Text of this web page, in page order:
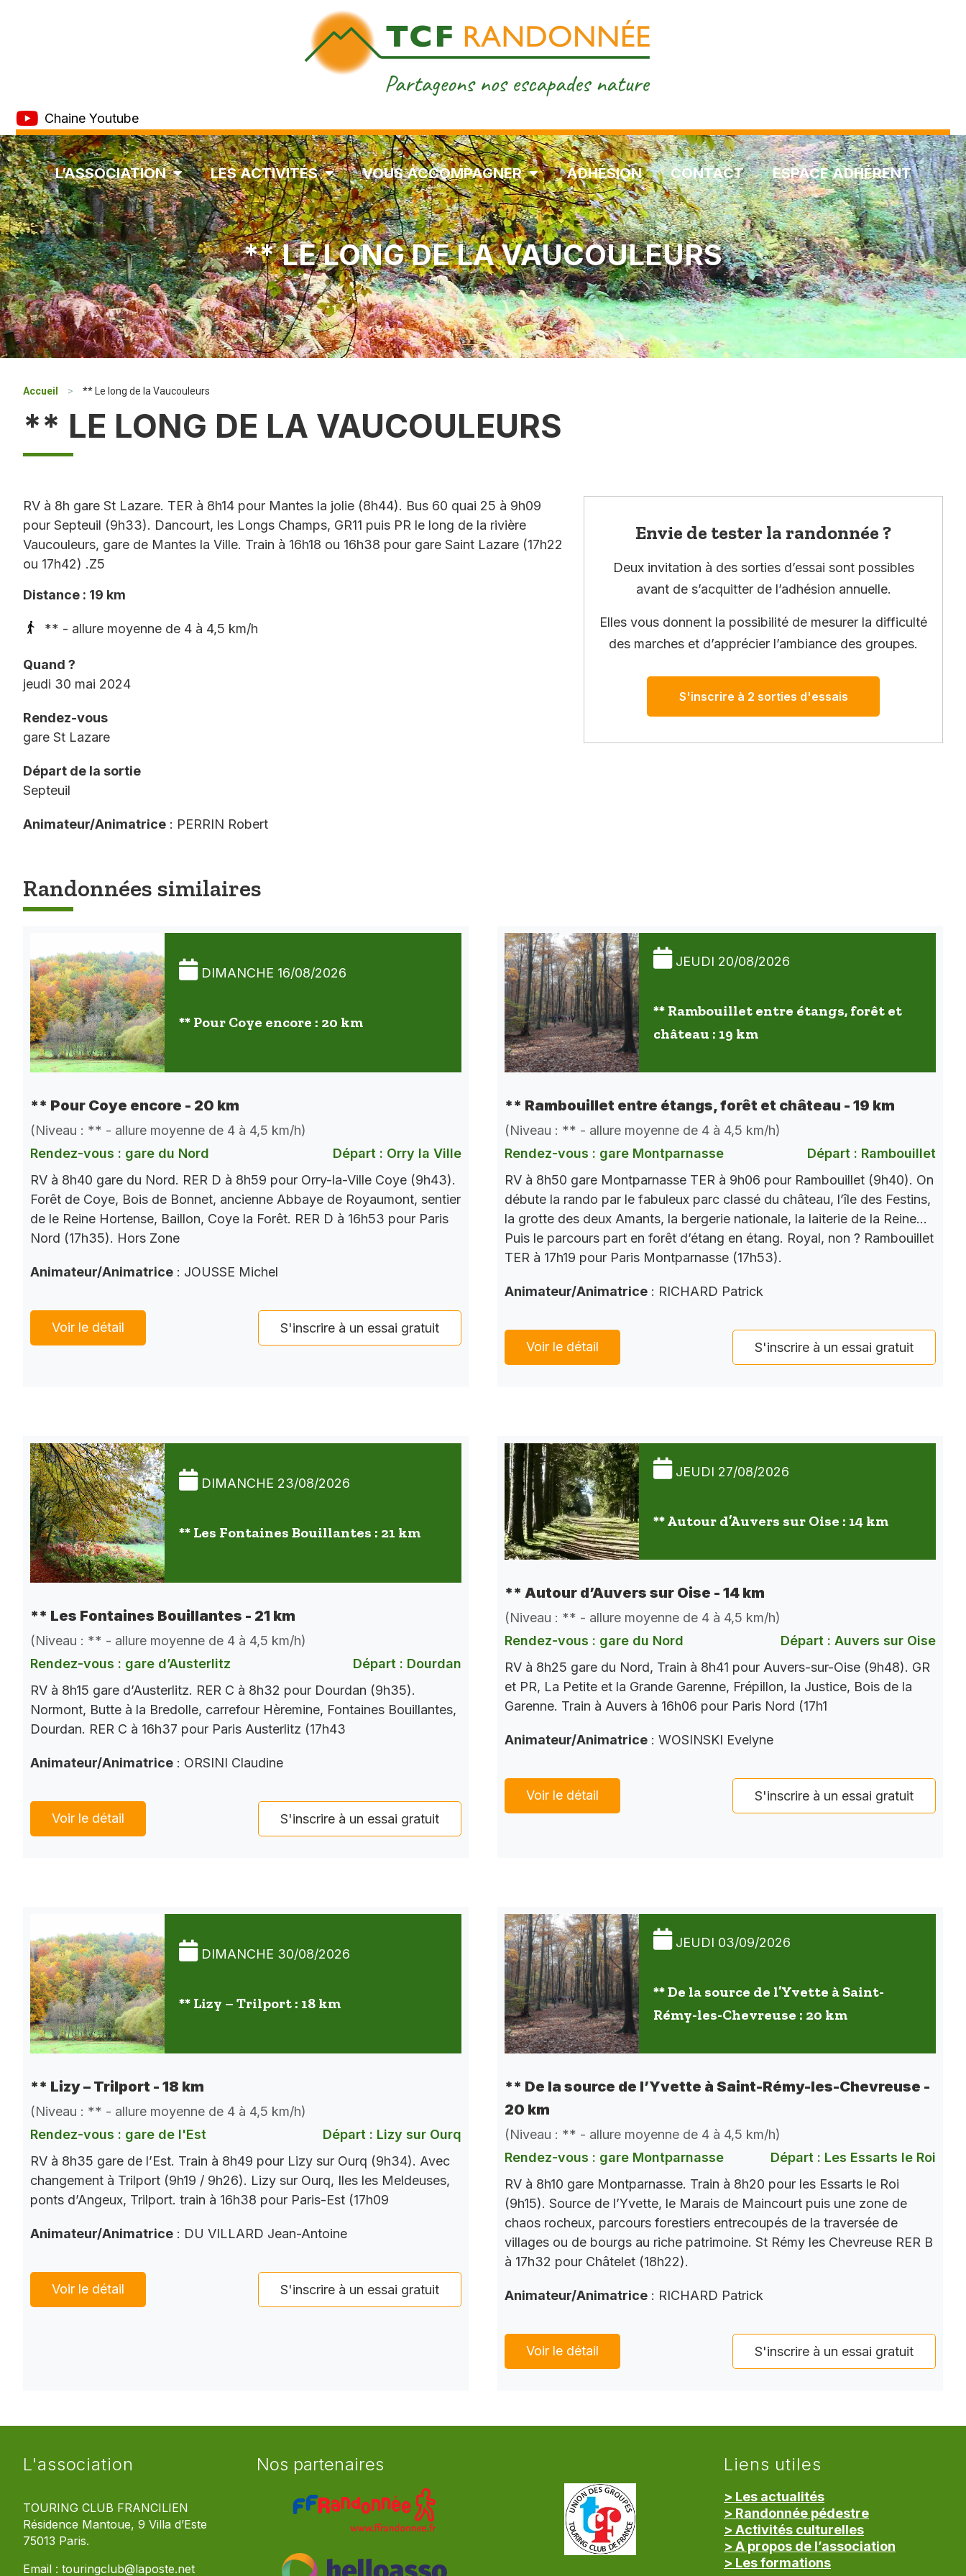
Chaine Youtube
L’ASSOCIATION LES ACTIVITÉS VOUS ACCOMPAGNER ADHÉSION CONTACT ESPACE ADHÉRENT
** LE LONG DE LA VAUCOULEURS
Accueil > ** Le long de la Vaucouleurs
** LE LONG DE LA VAUCOULEURS
RV à 8h gare St Lazare. TER à 8h14 pour Mantes la jolie (8h44). Bus 60 quai 25 à 9h09
pour Septeuil (9h33). Dancourt, les Longs Champs, GR11 puis PR le long de la rivière
Vaucouleurs, gare de Mantes la Ville. Train à 16h18 ou 16h38 pour gare Saint Lazare (17h22
ou 17h42) .Z5
Distance : 19 km
** - allure moyenne de 4 à 4,5 km/h
Quand ?
jeudi 30 mai 2024
Rendez-vous
gare St Lazare
Départ de la sortie
Septeuil
Animateur/Animatrice : PERRIN Robert
Envie de tester la randonnée ?
Deux invitation à des sorties d’essai sont possibles
avant de s’acquitter de l’adhésion annuelle.
Elles vous donnent la possibilité de mesurer la difficulté
des marches et d’apprécier l’ambiance des groupes.
S'inscrire à 2 sorties d'essais
Randonnées similaires
DIMANCHE 16/08/2026
** Pour Coye encore : 20 km
** Pour Coye encore - 20 km
(Niveau : ** - allure moyenne de 4 à 4,5 km/h)
Rendez-vous : gare du Nord
Départ : Orry la Ville
RV à 8h40 gare du Nord. RER D à 8h59 pour Orry-la-Ville Coye (9h43).
Forêt de Coye, Bois de Bonnet, ancienne Abbaye de Royaumont, sentier
de le Reine Hortense, Baillon, Coye la Forêt. RER D à 16h53 pour Paris
Nord (17h35). Hors Zone
Animateur/Animatrice : JOUSSE Michel
Voir le détail S'inscrire à un essai gratuit
JEUDI 20/08/2026
** Rambouillet entre étangs, forêt et
château : 19 km
** Rambouillet entre étangs, forêt et château - 19 km
(Niveau : ** - allure moyenne de 4 à 4,5 km/h)
Rendez-vous : gare Montparnasse
Départ : Rambouillet
RV à 8h50 gare Montparnasse TER à 9h06 pour Rambouillet (9h40). On
débute la rando par le fabuleux parc classé du château, l’île des Festins,
la grotte des deux Amants, la bergerie nationale, la laiterie de la Reine…
Puis le parcours part en forêt d’étang en étang. Royal, non ? Rambouillet
TER à 17h19 pour Paris Montparnasse (17h53).
Animateur/Animatrice : RICHARD Patrick
Voir le détail S'inscrire à un essai gratuit
DIMANCHE 23/08/2026
** Les Fontaines Bouillantes : 21 km
** Les Fontaines Bouillantes - 21 km
(Niveau : ** - allure moyenne de 4 à 4,5 km/h)
Rendez-vous : gare d’Austerlitz
Départ : Dourdan
RV à 8h15 gare d’Austerlitz. RER C à 8h32 pour Dourdan (9h35).
Normont, Butte à la Bredolle, carrefour Hèremine, Fontaines Bouillantes,
Dourdan. RER C à 16h37 pour Paris Austerlitz (17h43
Animateur/Animatrice : ORSINI Claudine
Voir le détail S'inscrire à un essai gratuit
JEUDI 27/08/2026
** Autour d’Auvers sur Oise : 14 km
** Autour d’Auvers sur Oise - 14 km
(Niveau : ** - allure moyenne de 4 à 4,5 km/h)
Rendez-vous : gare du Nord
Départ : Auvers sur Oise
RV à 8h25 gare du Nord, Train à 8h41 pour Auvers-sur-Oise (9h48). GR
et PR, La Petite et la Grande Garenne, Frépillon, la Justice, Bois de la
Garenne. Train à Auvers à 16h06 pour Paris Nord (17h1
Animateur/Animatrice : WOSINSKI Evelyne
Voir le détail S'inscrire à un essai gratuit
DIMANCHE 30/08/2026
** Lizy – Trilport : 18 km
** Lizy – Trilport - 18 km
(Niveau : ** - allure moyenne de 4 à 4,5 km/h)
Rendez-vous : gare de l'Est
Départ : Lizy sur Ourq
RV à 8h35 gare de l’Est. Train à 8h49 pour Lizy sur Ourq (9h34). Avec
changement à Trilport (9h19 / 9h26). Lizy sur Ourq, Iles les Meldeuses,
ponts d’Angeux, Trilport. train à 16h38 pour Paris-Est (17h09
Animateur/Animatrice : DU VILLARD Jean-Antoine
Voir le détail S'inscrire à un essai gratuit
JEUDI 03/09/2026
** De la source de l’Yvette à Saint-
Rémy-les-Chevreuse : 20 km
** De la source de l’Yvette à Saint-Rémy-les-Chevreuse -
20 km
(Niveau : ** - allure moyenne de 4 à 4,5 km/h)
Rendez-vous : gare Montparnasse
Départ : Les Essarts le Roi
RV à 8h10 gare Montparnasse. Train à 8h20 pour les Essarts le Roi
(9h15). Source de l’Yvette, le Marais de Maincourt puis une zone de
chaos rocheux, parcours forestiers entrecoupés de la traversée de
villages ou de bourgs au riche patrimoine. St Rémy les Chevreuse RER B
à 17h32 pour Châtelet (18h22).
Animateur/Animatrice : RICHARD Patrick
Voir le détail S'inscrire à un essai gratuit
L'association
TOURING CLUB FRANCILIEN
Résidence Mantoue, 9 Villa d’Este
75013 Paris.
Email : touringclub@laposte.net
Nos partenaires Liens utiles
> Les actualités
> Randonnée pédestre
> Activités culturelles
> A propos de l’association
> Les formations